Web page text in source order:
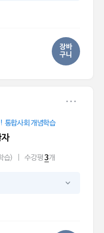
장바
구니
통합사회 개념학습
습) 수강평3개